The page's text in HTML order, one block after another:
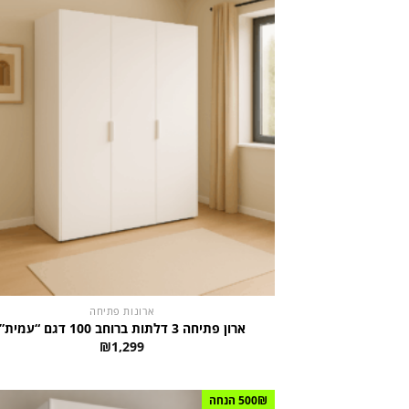
ארונות פתיחה
ארון פתיחה 3 דלתות ברוחב 100 דגם “עמית”
₪1,299
500₪ הנחה